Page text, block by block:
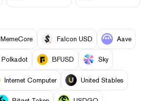
MemeCore Falcon USD Aave
Polkadot BFUSD Sky
Internet Computer United Stables